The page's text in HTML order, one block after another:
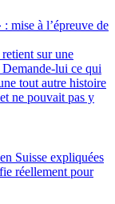
mise à l’épreuve de
sur une
lui ce qui
tout autre histoire
ne pouvait pas y